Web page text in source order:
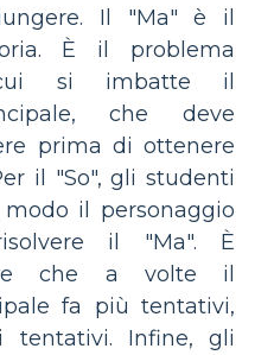
Il "Ma" è il
È il problema
si imbatte il
che deve
prima di ottenere
il "So", gli studenti
il personaggio
il "Ma". È
che a volte il
fa più tentativi,
tentativi. Infine, gli